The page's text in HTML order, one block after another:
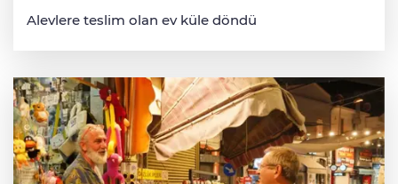
Alevlere teslim olan ev küle döndü